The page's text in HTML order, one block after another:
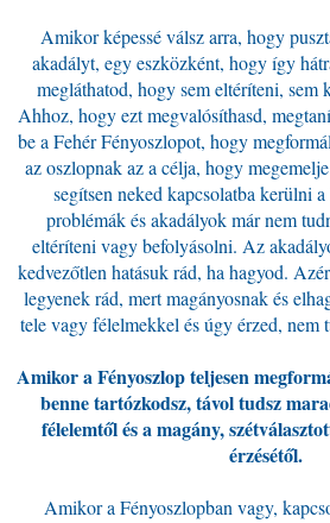
Amikor képessé válsz arra, hogy
akadályt, egy eszközként, hogy így
megláthatod, hogy sem eltéríteni, sem
Ahhoz, hogy ezt megvalósíthasd,
be a Fehér Fényoszlopot, hogy
az oszlopnak az a célja, hogy
segítsen neked kapcsolatba kerülni
problémák és akadályok már nem
eltéríteni vagy befolyásolni. Az
kedvezőtlen hatásuk rád, ha hagyod.
legyenek rád, mert magányosnak és
tele vagy félelmekkel és úgy érzed, nem
Amikor a Fényoszlop teljesen
benne tartózkodsz, távol tudsz
félelemtől és a magány,
érzésétől.
Amikor a Fényoszlopban vagy,